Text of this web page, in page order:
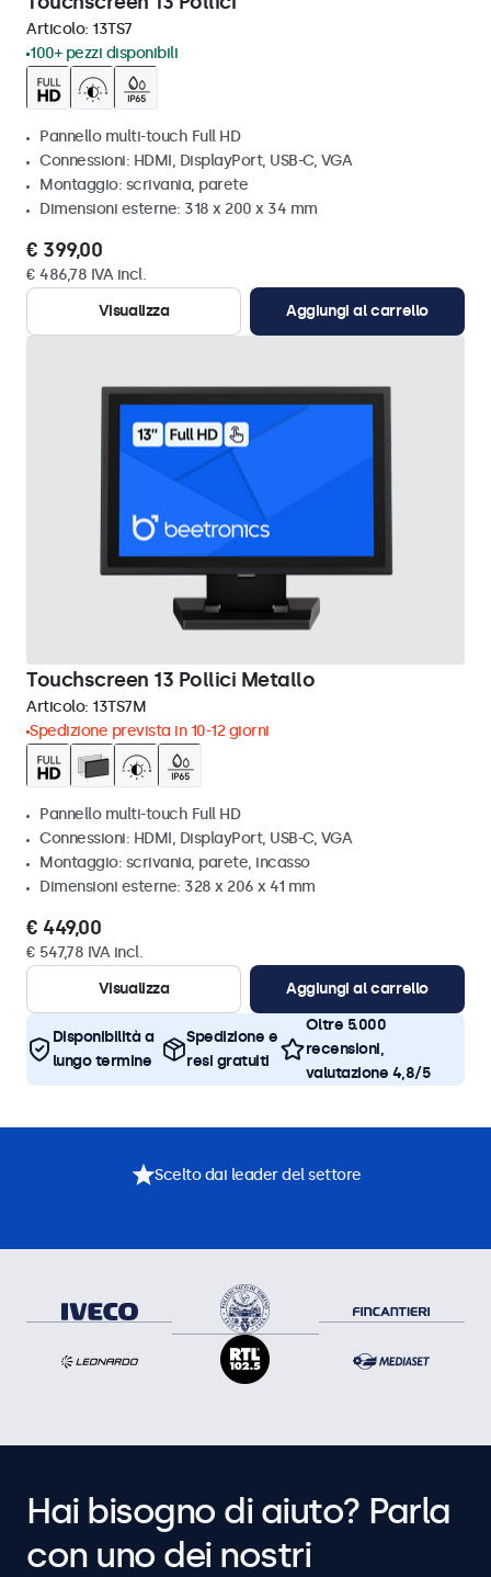
Articolo: 13TS7
100+ pezzi disponibili
Pannello multi-touch Full HD
Connessioni: HDMI, DisplayPort, USB-C, VGA
Montaggio: scrivania, parete
Dimensioni esterne: 318 x 200 x 34 mm
€ 399,00
€ 486,78 IVA incl.
Visualizza
Aggiungi al carrello
Touchscreen 13 Pollici Metallo
Articolo: 13TS7M
Spedizione prevista in 10-12 giorni
Pannello multi-touch Full HD
Connessioni: HDMI, DisplayPort, USB-C, VGA
Montaggio: scrivania, parete, incasso
Dimensioni esterne: 328 x 206 x 41 mm
€ 449,00
€ 547,78 IVA incl.
Visualizza
Aggiungi al carrello
Disponibilità a
lungo termine
Spedizione e
resi gratuiti
Oltre 5.000
recensioni,
valutazione 4,8/5
Scelto dai leader del settore
Hai bisogno di aiuto? Parla
con uno dei nostri